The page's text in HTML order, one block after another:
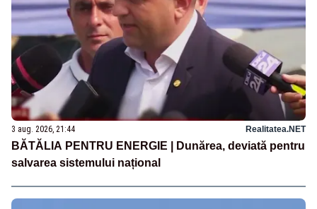
3 aug. 2026, 21:44 Realitatea.NET
BĂTĂLIA PENTRU ENERGIE | Dunărea, deviată pentru
salvarea sistemului național